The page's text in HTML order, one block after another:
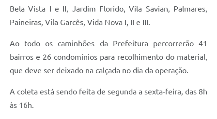
Links Úteis
Serviços Online
Bela Vista I e II, Jardim Florido, Vila Savian, Palmares,
Paineiras, Vila Garcês, Vida Nova I, II e III.
Ao todo os caminhões da Prefeitura percorrerão 41
bairros e 26 condomínios para recolhimento do material,
que deve ser deixado na calçada no dia da operação.
A coleta está sendo feita de segunda a sexta-feira, das 8h
às 16h.